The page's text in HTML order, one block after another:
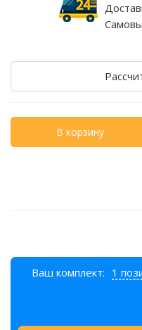
В корзину
Ваш комплект: 1